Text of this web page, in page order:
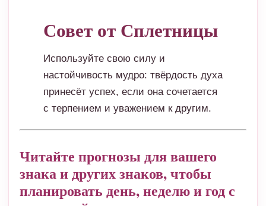
Совет от Сплетницы
Используйте свою силу и
настойчивость мудро: твёрдость духа
принесёт успех, если она сочетается
с терпением и уважением к другим.
Читайте прогнозы для вашего
знака и других знаков, чтобы
планировать день, неделю и год с